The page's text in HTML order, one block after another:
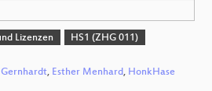
Lizenzen
HS1 (ZHG 011)
, Esther Menhard, HonkHase